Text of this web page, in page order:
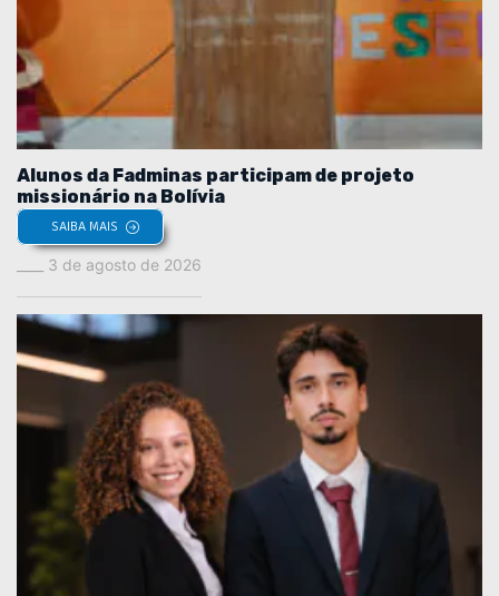
Alunos da Fadminas participam de projeto
missionário na Bolívia
SAIBA MAIS
3 de agosto de 2026